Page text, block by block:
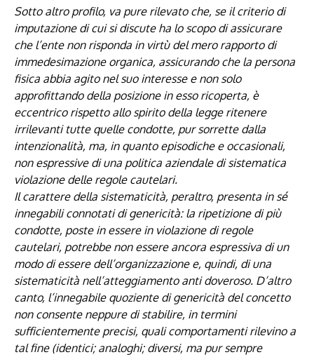
Sotto altro profilo, va pure rilevato che, se il criterio di
imputazione di cui si discute ha lo scopo di assicurare
che l’ente non risponda in virtù del mero rapporto di
immedesimazione organica, assicurando che la persona
fisica abbia agito nel suo interesse e non solo
approfittando della posizione in esso ricoperta, è
eccentrico rispetto allo spirito della legge ritenere
irrilevanti tutte quelle condotte, pur sorrette dalla
intenzionalità, ma, in quanto episodiche e occasionali,
non espressive di una politica aziendale di sistematica
violazione delle regole cautelari.
Il carattere della sistematicità, peraltro, presenta in sé
innegabili connotati di genericità: la ripetizione di più
condotte, poste in essere in violazione di regole
cautelari, potrebbe non essere ancora espressiva di un
modo di essere dell’organizzazione e, quindi, di una
sistematicità nell’atteggiamento anti doveroso. D’altro
canto, l’innegabile quoziente di genericità del concetto
non consente neppure di stabilire, in termini
sufficientemente precisi, quali comportamenti rilevino a
tal fine (identici; analoghi; diversi, ma pur sempre